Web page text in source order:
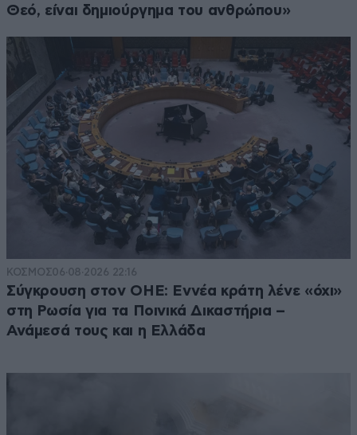
Θεό, είναι δημιούργημα του ανθρώπου»
ΚΟΣΜΟΣ06·08·2026 22:16
Σύγκρουση στον ΟΗΕ: Εννέα κράτη λένε «όχι»
στη Ρωσία για τα Ποινικά Δικαστήρια –
Ανάμεσά τους και η Ελλάδα